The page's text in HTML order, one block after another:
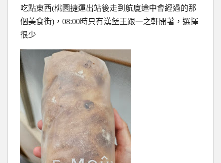
吃點東西(桃園捷運出站後走到航廈途中會經過的那
個美食街)，08:00時只有漢堡王跟一之軒開著，選擇
很少